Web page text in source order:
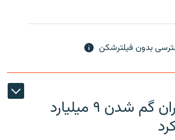
بدون فیلترشکن
بانک مرکزی ایران گم شدن ۹ میلیارد